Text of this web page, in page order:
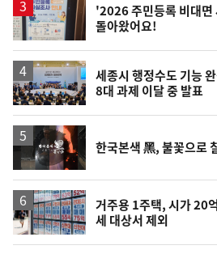
'2026 주민등록 비대면
돌아왔어요!
세종시 행정수도 기능
8대 과제 이달 중 발표
영
상
한국본색 黑, 불꽃으로
거주용 1주택, 시가 20
세 대상서 제외